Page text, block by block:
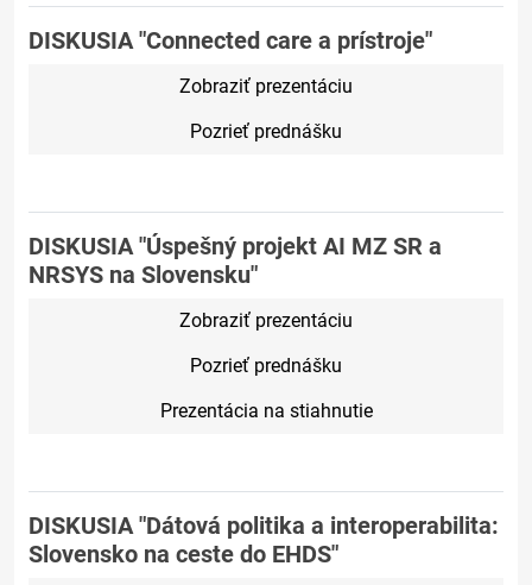
DISKUSIA "Connected care a prístroje"
Zobraziť prezentáciu
Pozrieť prednášku
DISKUSIA "Úspešný projekt AI MZ SR a
NRSYS na Slovensku"
Zobraziť prezentáciu
Pozrieť prednášku
Prezentácia na stiahnutie
DISKUSIA "Dátová politika a interoperabilita:
Slovensko na ceste do EHDS"